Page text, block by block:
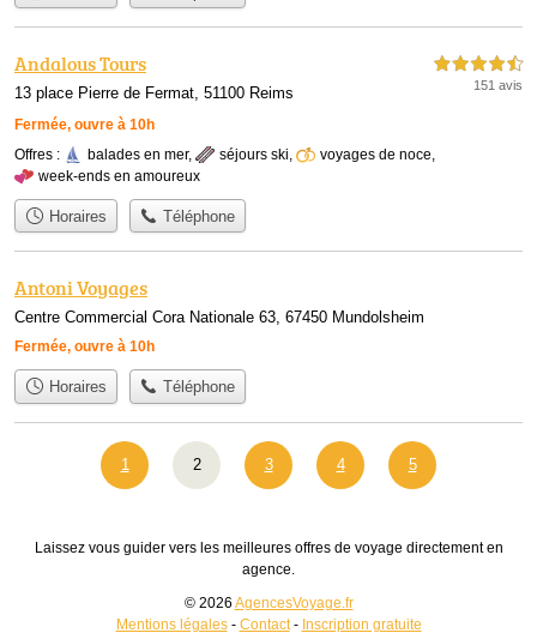
Andalous Tours
13 place Pierre de Fermat, 51100 Reims
Fermée, ouvre à 10h
4,5 étoiles sur 5
151 avis
Offres : balades en mer, séjours ski voyages de noce
week-ends en amoureux
Horaires Téléphone
Antoni Voyages
Centre Commercial Cora Nationale 63, 67450 Mundolsheim
Fermée, ouvre à 10h
Horaires Téléphone
1 2 3 4 5
Laissez vous guider vers les meilleures offres de voyage directement en
agence.
© 2026 AgencesVoyage.fr
Mentions légales- Contact- Inscription gratuite